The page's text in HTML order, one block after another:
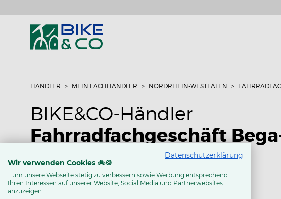
HÄNDLER MEIN FACHHÄNDLER NORDRHEIN-WESTFALEN
BIKE&CO-Händler
Fahrradfachgeschäft
Jöllenbecker Str. 204
33613 Bielefeld
Tel: 0521 39957893
Datenschutzerklärung
Wir verwenden Cookies 🚲🍪
...um unsere Webseite stetig zu verbessern sowie Werbung entsprechend
Ihren Interessen auf unserer Website, Social Media und Partnerwebsites
anzuzeigen.